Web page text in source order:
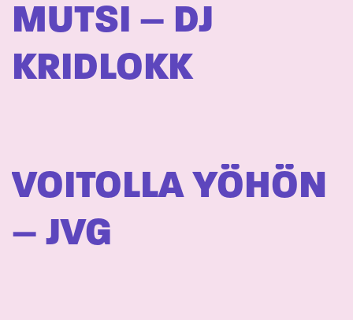
MUTSI – DJ
KRIDLOKK
VOITOLLA YÖHÖN
– JVG